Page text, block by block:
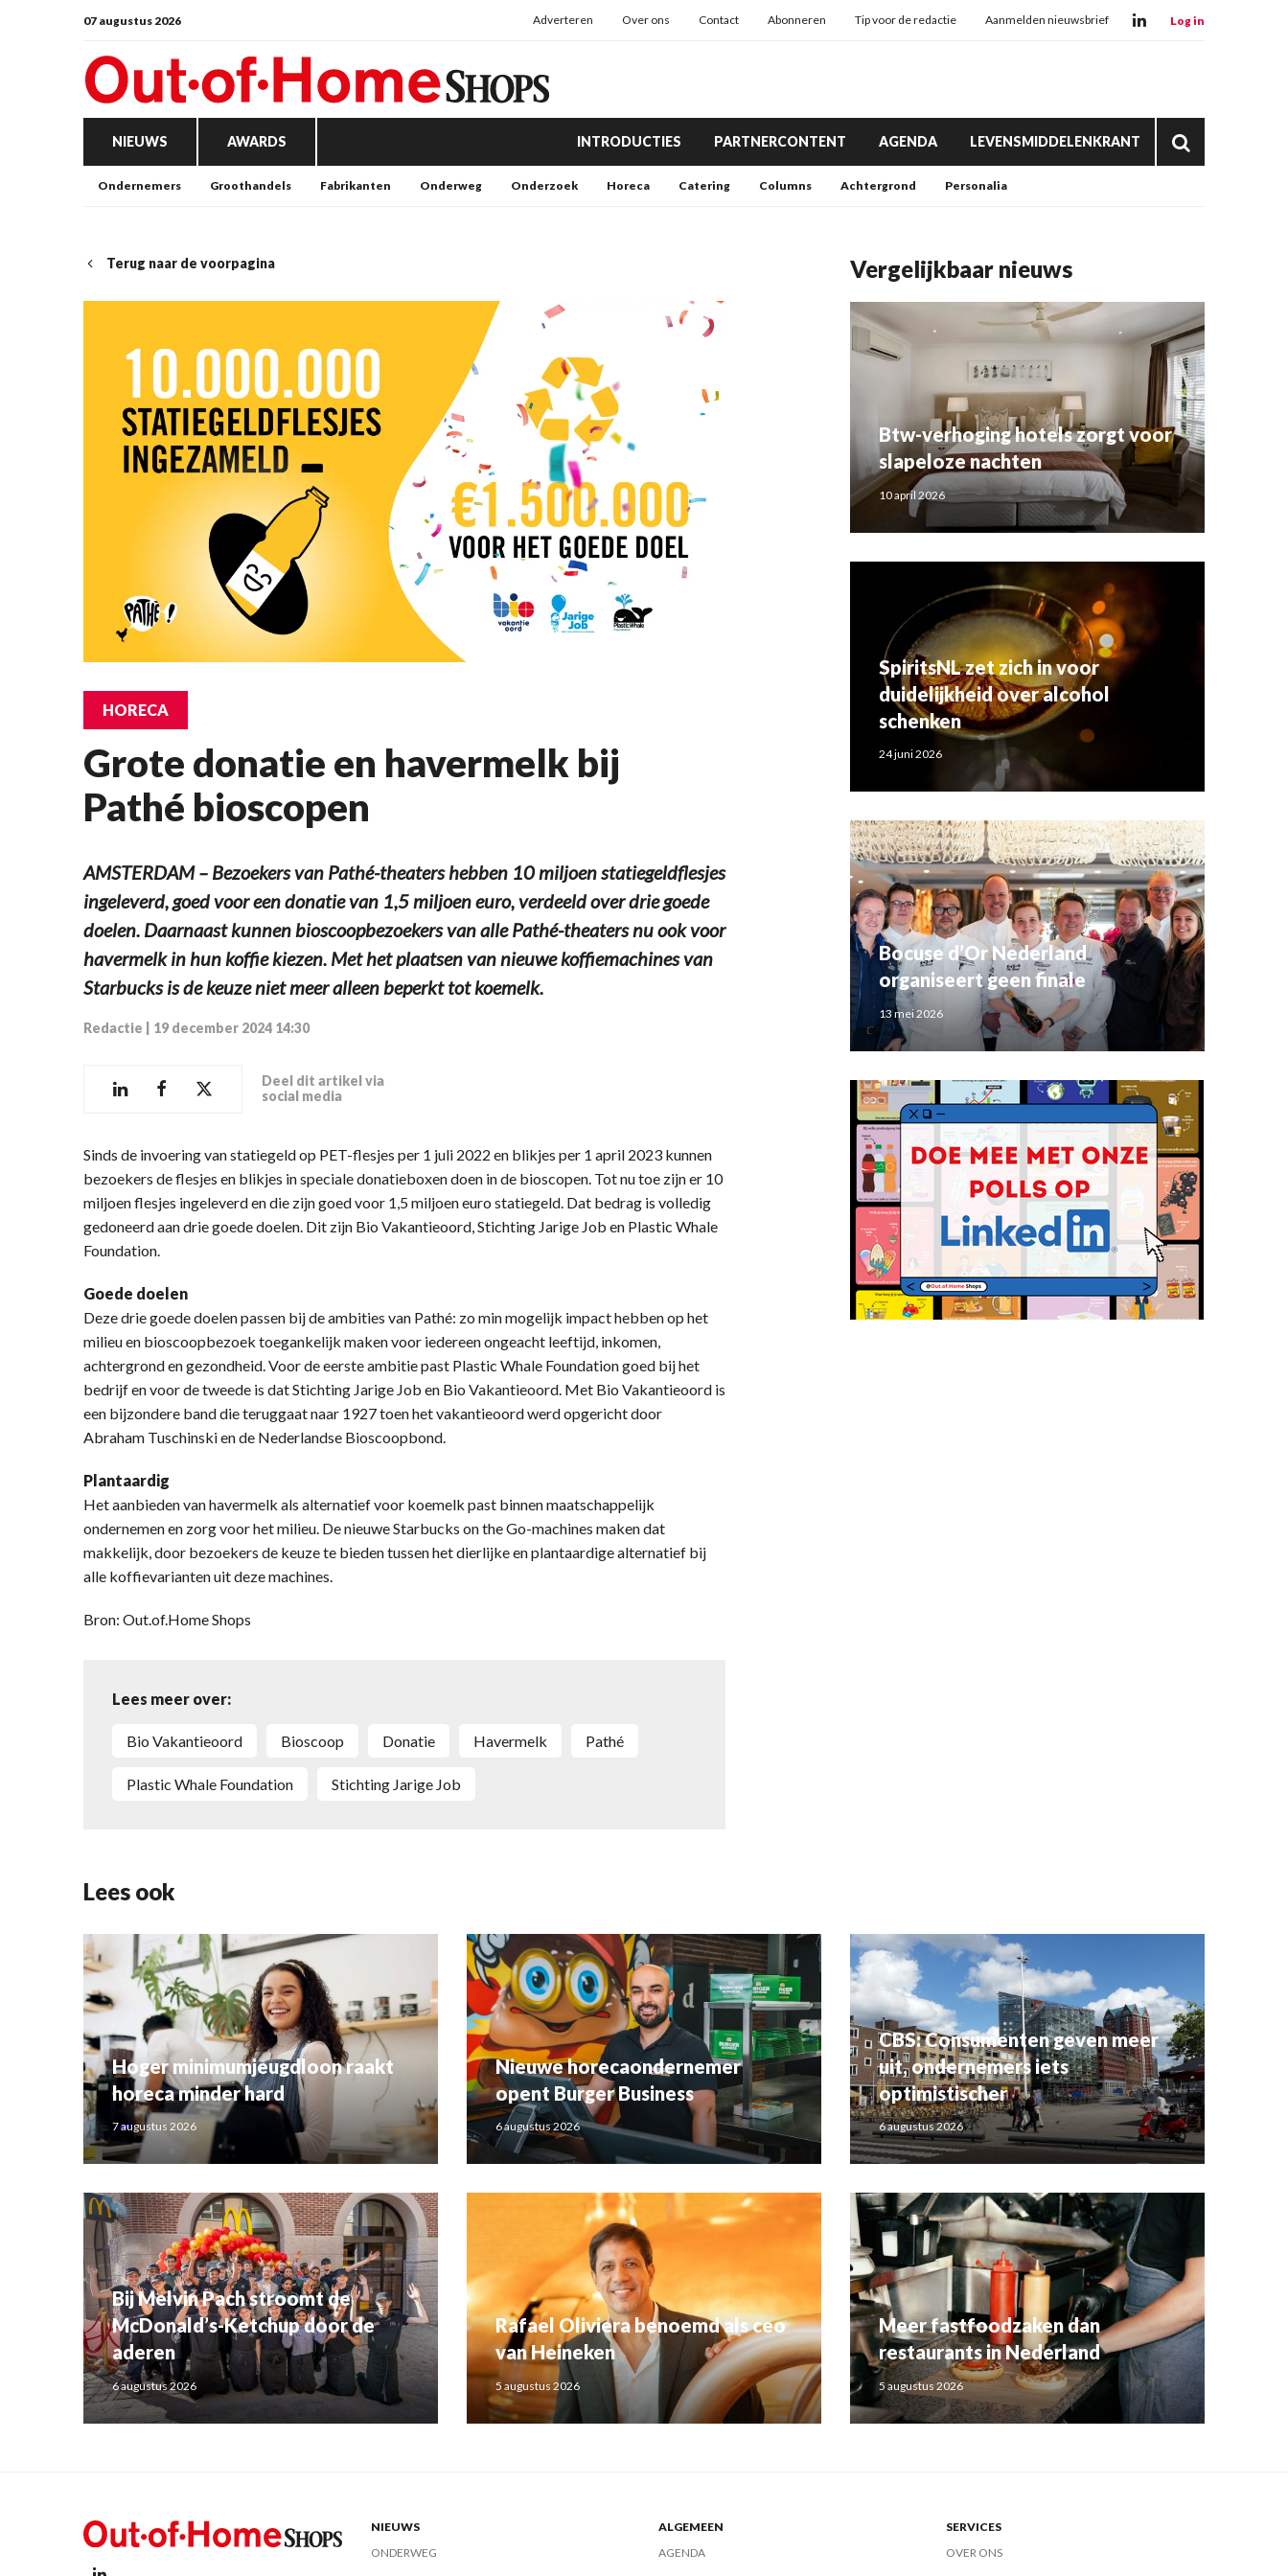
07 augustus 2026 Adverteren Over ons Contact Abonneren Tip voor de redactie Aanmelden nieuwsbrief Log in
NIEUWS AWARDS INTRODUCTIES PARTNERCONTENT AGENDA LEVENSMIDDELENKRANT
Ondernemers Groothandels Fabrikanten Onderweg Onderzoek Horeca Catering Columns Achtergrond Personalia
Terug naar de voorpagina
HORECA
Grote donatie en havermelk bij
Pathé bioscopen
AMSTERDAM – Bezoekers van Pathé-theaters hebben 10 miljoen statiegeldflesjes
ingeleverd, goed voor een donatie van 1,5 miljoen euro, verdeeld over drie goede
doelen. Daarnaast kunnen bioscoopbezoekers van alle Pathé-theaters nu ook voor
havermelk in hun koffie kiezen. Met het plaatsen van nieuwe koffiemachines van
Starbucks is de keuze niet meer alleen beperkt tot koemelk.
Redactie 19 december 2024 14:30
Deel dit artikel via
social media
Sinds de invoering van statiegeld op PET-flesjes per 1 juli 2022 en blikjes per 1 april 2023 kunnen
bezoekers de flesjes en blikjes in speciale donatieboxen doen in de bioscopen. Tot nu toe zijn er 10
miljoen flesjes ingeleverd en die zijn goed voor 1,5 miljoen euro statiegeld. Dat bedrag is volledig
gedoneerd aan drie goede doelen. Dit zijn Bio Vakantieoord, Stichting Jarige Job en Plastic Whale
Foundation.
Goede doelen
Deze drie goede doelen passen bij de ambities van Pathé: zo min mogelijk impact hebben op het
milieu en bioscoopbezoek toegankelijk maken voor iedereen ongeacht leeftijd, inkomen,
achtergrond en gezondheid. Voor de eerste ambitie past Plastic Whale Foundation goed bij het
bedrijf en voor de tweede is dat Stichting Jarige Job en Bio Vakantieoord. Met Bio Vakantieoord is
een bijzondere band die teruggaat naar 1927 toen het vakantieoord werd opgericht door
Abraham Tuschinski en de Nederlandse Bioscoopbond.
Plantaardig
Het aanbieden van havermelk als alternatief voor koemelk past binnen maatschappelijk
ondernemen en zorg voor het milieu. De nieuwe Starbucks on the Go-machines maken dat
makkelijk, door bezoekers de keuze te bieden tussen het dierlijke en plantaardige alternatief bij
alle koffievarianten uit deze machines.
Bron: Out.of.Home Shops
Lees meer over:
Bio Vakantieoord bioscoop donatie havermelk Pathé
Plastic Whale Foundation Stichting Jarige Job
Vergelijkbaar nieuws
Btw-verhoging hotels zorgt voor
slapeloze nachten
10 april 2026
SpiritsNL zet zich in voor
duidelijkheid over alcohol
schenken
24 juni 2026
Bocuse d’Or Nederland
organiseert geen finale
13 mei 2026
Lees ook
Hoger minimumjeugdloon raakt
horeca minder hard
7 augustus 2026
Nieuwe horecaondernemer
opent Burger Business
6 augustus 2026
CBS: Consumenten geven meer
uit, ondernemers iets
optimistischer
6 augustus 2026
Bij Melvin Pach stroomt de
McDonald’s-Ketchup door de
aderen
6 augustus 2026
Rafael Oliviera benoemd als ceo
van Heineken
5 augustus 2026
Meer fastfoodzaken dan
restaurants in Nederland
5 augustus 2026
NIEUWS
ONDERWEG
ALGEMEEN
AGENDA
SERVICES
OVER ONS